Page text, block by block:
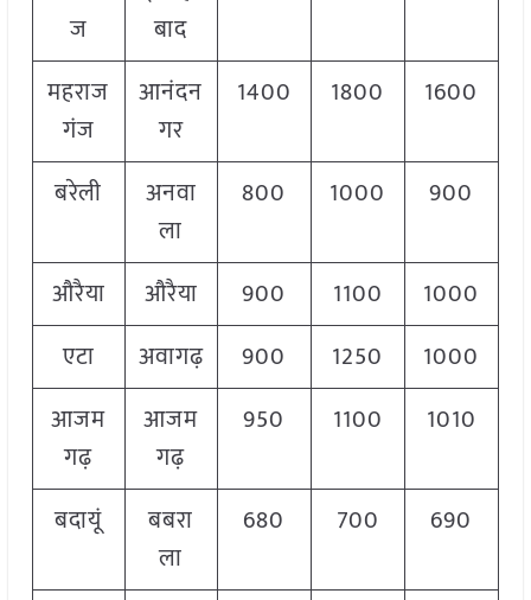
ज
बाद
महराज
गंज
आनंदन
गर
1400 1800 1600
बरेली
अनवा
ला
800 1000 900
औरैया औरैया 900 1100
1000
एटा
अवागढ़ 900 1250
1000
आजम
गढ़
आजम
गढ़
950 1100 1010
बदायूं
बबरा
ला
680 700 690